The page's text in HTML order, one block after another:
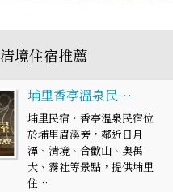
清境住宿推薦
埔里香亭溫泉民…
埔里民宿‧香亭溫泉民宿位
於埔里眉溪旁，鄰近日月
潭、清境、合歡山、奧萬
大、霧社等景點，提供埔里
住…